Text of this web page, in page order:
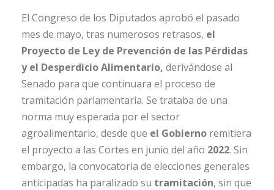
El Congreso de los Diputados aprobó el pasado
mes de mayo, tras numerosos retrasos, el
Proyecto de Ley de Prevención de las Pérdidas
y el Desperdicio Alimentario, derivándose al
Senado para que continuara el proceso de
tramitación parlamentaria. Se trataba de una
norma muy esperada por el sector
agroalimentario, desde que el Gobierno remitiera
el proyecto a las Cortes en junio del año 2022. Sin
embargo, la convocatoria de elecciones generales
anticipadas ha paralizado su tramitación, sin que